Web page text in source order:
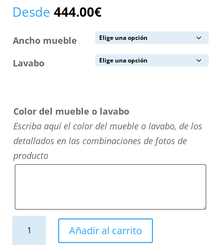
Desde 444.00€
Ancho mueble
Lavabo
Color del mueble o lavabo
Escriba aquí el color del mueble o lavabo, de los
detallados en las combinaciones de fotos de
producto
Añadir al carrito